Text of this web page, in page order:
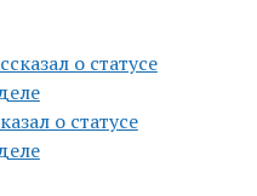
о статусе